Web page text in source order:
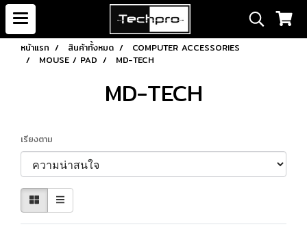
หน้าแรก สินค้าทั้งหมด
COMPUTER ACCESSORIES
MOUSE / PAD
MD-TECH
MD-TECH
เรียงตาม